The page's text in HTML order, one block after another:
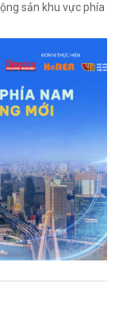
sản khu vực phía